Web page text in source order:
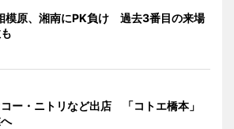
模原、湘南にPK負け 過去3番目の来場
ー・ニトリなど出店 「コトエ橋本」